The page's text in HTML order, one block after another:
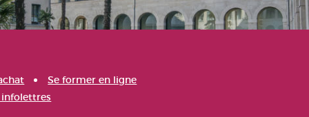
Se former en ligne
infolettres